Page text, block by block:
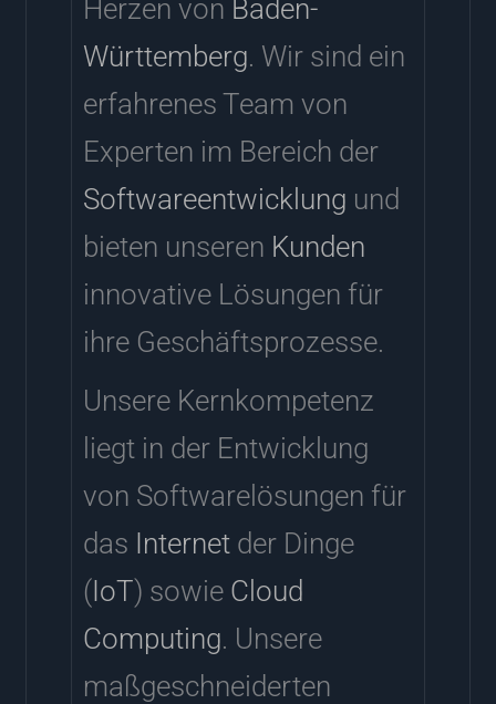
Herzen von Baden-
Württemberg. Wir sind ein
erfahrenes Team von
Experten im Bereich der
Softwareentwicklung und
bieten unseren Kunden
innovative Lösungen für
ihre Geschäftsprozesse.
Unsere Kernkompetenz
liegt in der Entwicklung
von Softwarelösungen für
das Internetder Dinge
(IoT) sowie Cloud
Computing. Unsere
maßgeschneiderten